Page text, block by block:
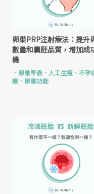
卵巢PRP注射療法：提升
數量和囊胚品質，增加成
機
． 卵巢早衰 ． 人工生殖 ． 不孕
療 ． 卵巢功能